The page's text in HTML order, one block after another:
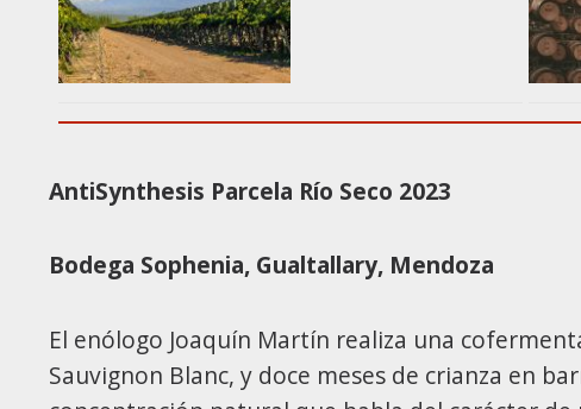
AntiSynthesis Parcela Río Seco 2023
Bodega Sophenia, Gualtallary, Mendoza
El enólogo Joaquín Martín realiza una
Sauvignon Blanc, y doce meses de crianza en